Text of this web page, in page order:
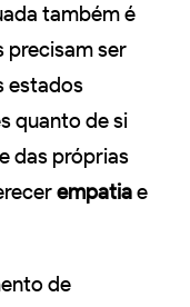
também é
precisam ser
estados
quanto de si
das próprias
empatiae
de